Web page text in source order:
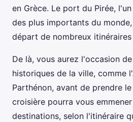
en Grèce. Le port du Pirée,
des plus importants du
départ de nombreux
De là, vous aurez l'occasion
historiques de la ville, comme
Parthénon, avant de prendre
croisière pourra vous
destinations, selon l'itinéraire